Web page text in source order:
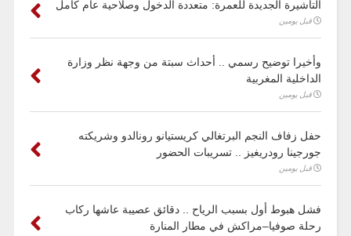
التأشيرة الجديدة للعمرة: متعددة الدخول وصلاحية عام كامل
قبل يومين
وأخيرا توضيح رسمي .. أحداث سبتة من وجهة نظر وزارة
الداخلية المغربية
قبل يومين
حفل زفاف النجم البرتغالي كريستيانو رونالدو وشريكته
جورجينا رودريغيز .. تسريبات الحضور
قبل يومين
فشل هبوط أول بسبب الرياح .. دقائق عصيبة عاشها ركاب
رحلة صوفيا–مراكش في مطار المنارة